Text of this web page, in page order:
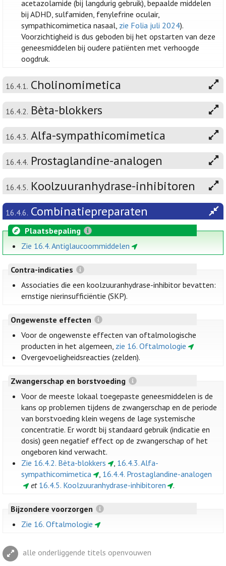
acetazolamide (bij langdurig gebruik), bepaalde middelen
bij ADHD, sulfamiden, fenylefrine oculair,
sympathicomimetica nasaal, zie Folia juli 2024).
Voorzichtigheid is dus geboden bij het opstarten van deze
geneesmiddelen bij oudere patiënten met verhoogde
oogdruk.
16.4.1. Cholinomimetica
16.4.2. Bèta-blokkers
16.4.3. Alfa-sympathicomimetica
16.4.4. Prostaglandine-analogen
16.4.5. Koolzuuranhydrase-inhibitoren
16.4.6. Combinatiepreparaten
Plaatsbepaling
Zie 16.4. Antiglaucoommiddelen
Contra-indicaties
Associaties die een koolzuuranhydrase-inhibitor bevatten:
ernstige nierinsufficiëntie (SKP).
Ongewenste effecten
Voor de ongewenste effecten van oftalmologische
producten in het algemeen, zie 16. Oftalmologie
Overgevoeligheidsreacties (zelden).
Zwangerschap en borstvoeding
Voor de meeste lokaal toegepaste geneesmiddelen is de
kans op problemen tijdens de zwangerschap en de periode
van borstvoeding klein wegens de lage systemische
concentratie. Er wordt bij standaard gebruik (indicatie en
dosis) geen negatief effect op de zwangerschap of het
ongeboren kind verwacht.
Zie 16.4.2. Bèta-blokkers
, 16.4.3. Alfa-
sympathicomimetica
, 16.4.4. Prostaglandine-analogen
et 16.4.5. Koolzuuranhydrase-inhibitoren .
Bijzondere voorzorgen
Zie 16. Oftalmologie
alle onderliggende titels openvouwen